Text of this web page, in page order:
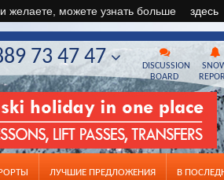
желаете, можете узнать больше здесь
ЛУЧШИЕ ПРЕДЛОЖЕНИЯ B
DISCUSSION
BOARD
73 47 47